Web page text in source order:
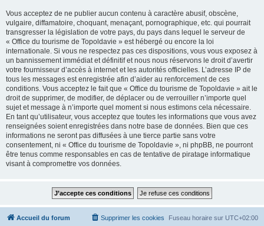
Vous acceptez de ne publier aucun contenu à caractère abusif, obscène,
vulgaire, diffamatoire, choquant, menaçant, pornographique, etc. qui pourrait
transgresser la législation de votre pays, du pays dans lequel le serveur de
« Office du tourisme de Topoldavie » est hébergé ou encore la loi
internationale. Si vous ne respectez pas ces dispositions, vous vous exposez à
un bannissement immédiat et définitif et nous nous réservons le droit d’avertir
votre fournisseur d’accès à internet et les autorités officielles. L’adresse IP de
tous les messages est enregistrée afin d’aider au renforcement de ces
conditions. Vous acceptez le fait que « Office du tourisme de Topoldavie » ait le
droit de supprimer, de modifier, de déplacer ou de verrouiller n’importe quel
sujet et message à n’importe quel moment si nous estimons cela nécessaire.
En tant qu’utilisateur, vous acceptez que toutes les informations que vous avez
renseignées soient enregistrées dans notre base de données. Bien que ces
informations ne seront pas diffusées à une tierce partie sans votre
consentement, ni « Office du tourisme de Topoldavie », ni phpBB, ne pourront
être tenus comme responsables en cas de tentative de piratage informatique
visant à compromettre vos données.
Accueil du forum Fuseau horaire sur UTC+02:00
Supprimer les cookies